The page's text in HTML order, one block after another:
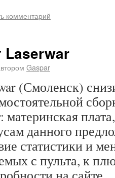
комментарий
Laserwar
Gaspar
(Смоленск)
материнская
данного
статистики и
с пульта, к